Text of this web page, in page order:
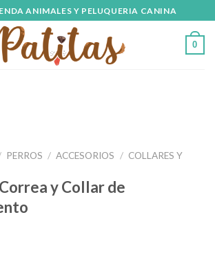
ANIMALES Y PELUQUERIA CANINA
0
PERROS / ACCESORIOS / COLLARES Y
y Collar de